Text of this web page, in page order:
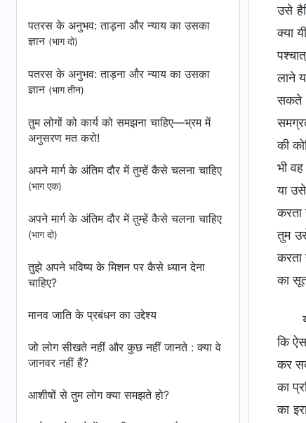
पतरस के अनुभव: ताड़ना और न्याय का उसका
ज्ञान (भाग दो)
पतरस के अनुभव: ताड़ना और न्याय का उसका
ज्ञान (भाग तीन)
तुम लोगों को कार्य को समझना चाहिए—भ्रम में
अनुसरण मत करो!
अपने मार्ग के अंतिम दौर में तुम्हें कैसे चलना चाहिए
(भाग एक)
अपने मार्ग के अंतिम दौर में तुम्हें कैसे चलना चाहिए
(भाग दो)
तुझे अपने भविष्य के मिशन पर कैसे ध्यान देना
चाहिए?
मानव जाति के प्रबंधन का उद्देश्य
जो लोग सीखते नहीं और कुछ नहीं जानते : क्या वे
जानवर नहीं हैं?
आशीषों से तुम लोग क्या समझते हो?
उसे
क्या
लाने
सकते।
की
भी
या
करता
तुम
करता
का
कि
कर
का
का